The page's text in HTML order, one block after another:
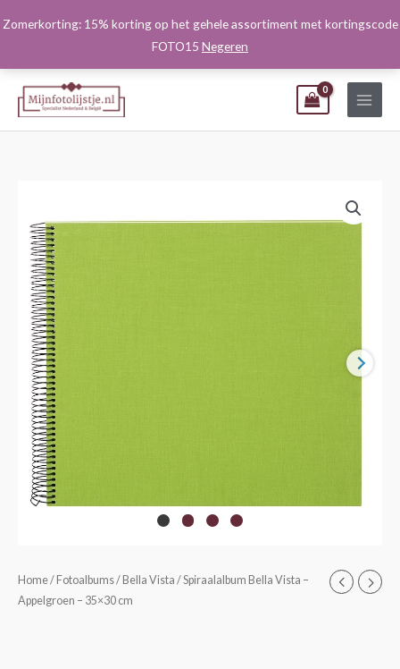
Zomerkorting: 15% korting op het gehele assortiment met kortingscode
FOTO15 Negeren
naar
Home/ Fotoalbums/ Bella Vista / Spiraalalbum Bella Vista –
Appelgroen – 35×30 cm
Spiraalalbum
Bella